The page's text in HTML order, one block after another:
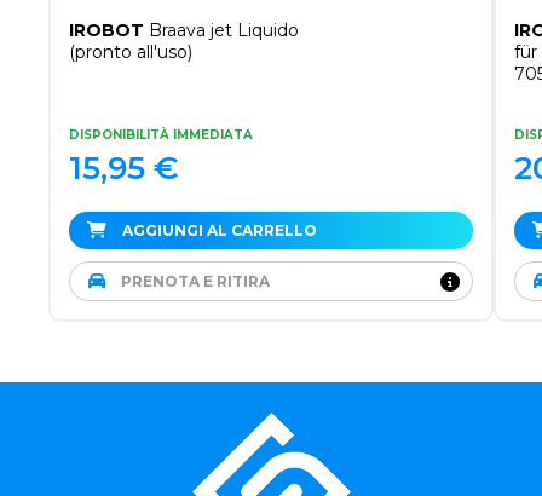
IROBOT Braava jet Liquido
(pronto all'uso)
DISPONIBILITÀ IMMEDIATA
15,95 €
AGGIUNGI AL CARRELLO
PRENOTA E RITIRA
für